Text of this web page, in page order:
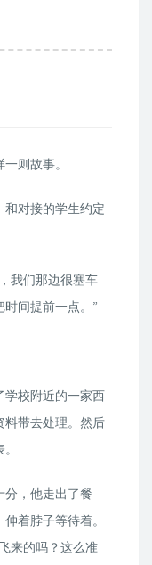
则故事。
对接的学生约定
我们那边很塞车
间提前一点。”
学校附近的一家西
料带去处理。然后
分，他走出了餐
着脖子等待着。
来的吗？这么准